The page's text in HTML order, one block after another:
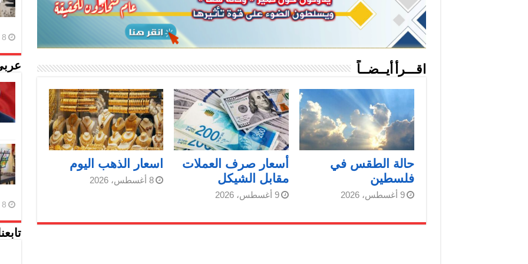
اقـــرأ أيــضــاً
حالة الطقس في
فلسطين
9 أغسطس، 2026
أسعار صرف العملات
مقابل الشيكل
9 أغسطس، 2026
اسعار الذهب اليوم
8 أغسطس، 2026
8 أغسطس، 2026
8 أغسطس، 2026